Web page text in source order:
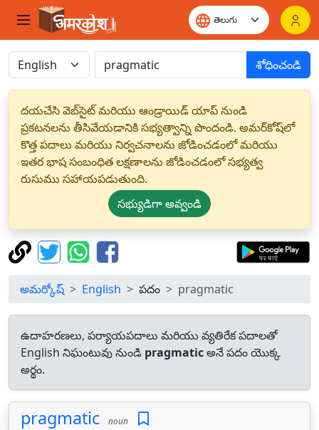
శోధించండి
దయచేసి వెబ్‌సైట్ మరియు ఆండ్రాయిడ్ యాప్ నుండి
ప్రకటనలను తీసివేయడానికి సభ్యత్వాన్ని పొందండి. అమర్‌కోష్‌లో
కొత్త పదాలు మరియు నిర్వచనాలను జోడించడంలో మరియు
ఇతర భాష సంబంధిత లక్షణాలను జోడించడంలో సభ్యత్వ
రుసుము సహాయపడుతుంది.
సభ్యుడిగా అవ్వండి
అమర్కోష్ English పదం pragmatic
ఉదాహరణలు, పర్యాయపదాలు మరియు వ్యతిరేక పదాలతో
English నిఘంటువు నుండి pragmaticఅనే పదం యొక్క
అర్థం.
pragmatic noun